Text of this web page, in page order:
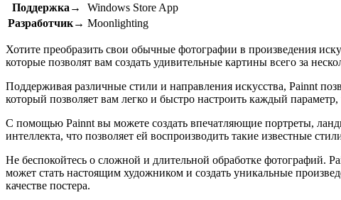
Поддержка→
Windows Store App
Разработчик→ Moonlighting
Хотите преобразить свои обычные фотографии в произведения
которые позволят вам создать удивительные картины всего за
Поддерживая различные стили и направления искусства, Painnt
который позволяет вам легко и быстро настроить каждый
С помощью Painnt вы можете создать впечатляющие портреты,
интеллекта, что позволяет ей воспроизводить такие известные
Не беспокойтесь о сложной и длительной обработке фотографий.
может стать настоящим художником и создать уникальные
качестве постера.